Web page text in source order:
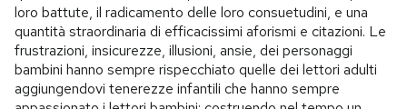
loro battute, il radicamento delle loro consuetudini, e una
quantità straordinaria di efficacissimi aforismi e citazioni. Le
frustrazioni, insicurezze, illusioni, ansie, dei personaggi
bambini hanno sempre rispecchiato quelle dei lettori adulti
aggiungendovi tenerezze infantili che hanno sempre